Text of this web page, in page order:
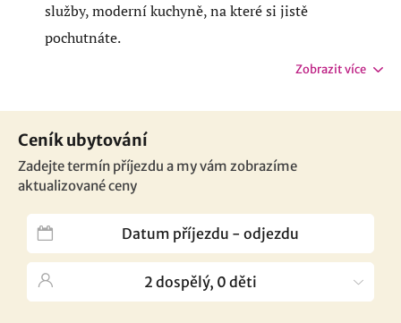
služby, moderní kuchyně, na které si jistě
pochutnáte.
Zobrazit více
Ceník ubytování
Zadejte termín příjezdu a my vám zobrazíme
aktualizované ceny